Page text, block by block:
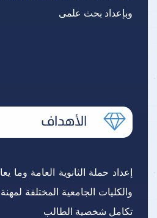
وبإعداد بحث علمى
إعداد حملة الثانوية العامة وما
والكليات الجامعية المختلفة
تكامل شخصية الطالب